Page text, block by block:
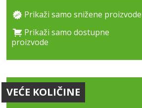
Prikaži samo snižene proizvode
Prikaži samo dostupne
proizvode
VEĆE KOLIČINE